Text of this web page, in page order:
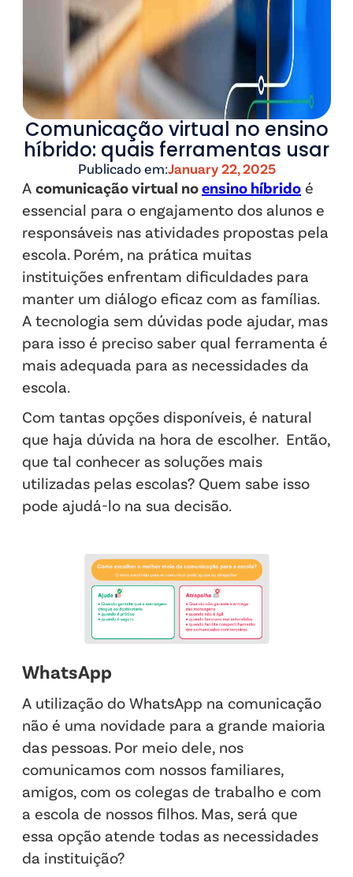
Comunicação virtual no ensino
híbrido: quais ferramentas usar
Publicado em:January 22, 2025
A comunicação virtual noensino híbrido é
essencial para o engajamento dos alunos e
responsáveis nas atividades propostas pela
escola. Porém, na prática muitas
instituições enfrentam dificuldades para
manter um diálogo eficaz com as famílias.
A tecnologia sem dúvidas pode ajudar, mas
para isso é preciso saber qual ferramenta é
mais adequada para as necessidades da
escola.
Com tantas opções disponíveis, é natural
que haja dúvida na hora de escolher. Então,
que tal conhecer as soluções mais
utilizadas pelas escolas? Quem sabe isso
pode ajudá-lo na sua decisão.
WhatsApp
A utilização do WhatsApp na comunicação
não é uma novidade para a grande maioria
das pessoas. Por meio dele, nos
comunicamos com nossos familiares,
amigos, com os colegas de trabalho e com
a escola de nossos filhos. Mas, será que
essa opção atende todas as necessidades
da instituição?